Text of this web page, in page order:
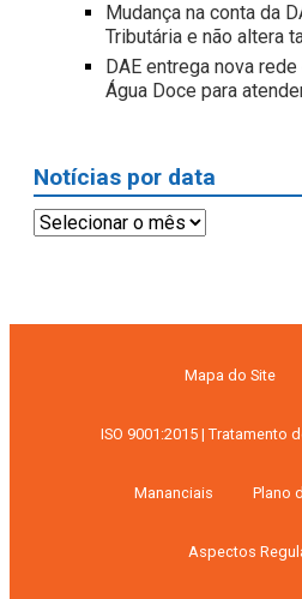
Mudança na conta da
Tributária e não altera
DAE entrega nova
Água Doce para
Notícias por data
Notícias
Mapa do Site
ISO 9001:2015 | Tratamento
Mananciais Plano
Aspectos